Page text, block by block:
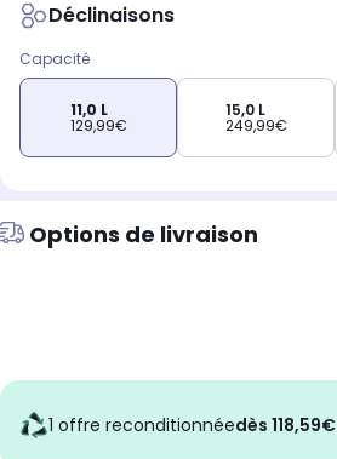
Déclinaisons
Capacité
11,0 L
129,99€
15,0 L
249,99€
Options de livraison
1 offre reconditionnée dès 118,59€